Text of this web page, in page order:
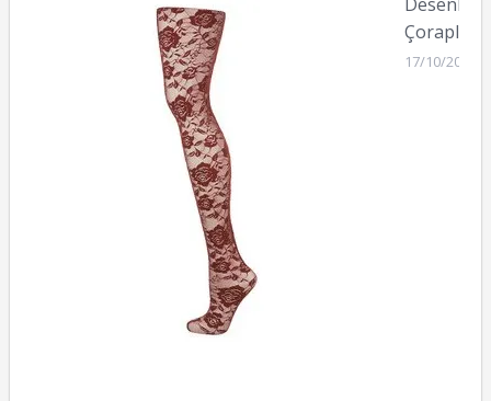
Çoraplar
17/10/2010